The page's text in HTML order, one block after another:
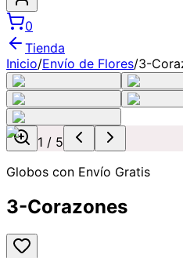
0
Tienda
Inicio/Envío de Flores/3-
1 / 5
Globos con Envío Gratis
3-Corazones